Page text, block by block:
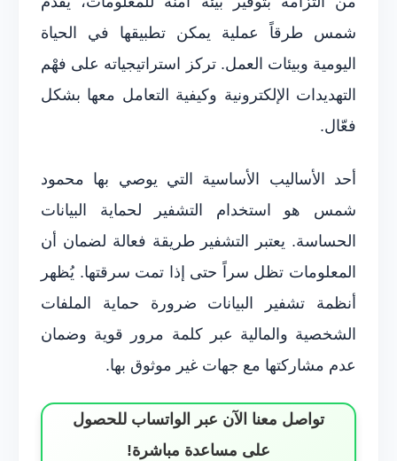
شمس طرقاً عملية يمكن تطبيقها في الحياة
اليومية وبيئات العمل. تركز استراتيجياته على فهْم
التهديدات الإلكترونية وكيفية التعامل معها بشكل
فعّال.
أحد الأساليب الأساسية التي يوصي بها محمود
شمس هو استخدام التشفير لحماية البيانات
الحساسة. يعتبر التشفير طريقة فعالة لضمان أن
المعلومات تظل سراً حتى إذا تمت سرقتها. يُظهر
أنظمة تشفير البيانات ضرورة حماية الملفات
الشخصية والمالية عبر كلمة مرور قوية وضمان
عدم مشاركتها مع جهات غير موثوق بها.
تواصل معنا الآن عبر الواتساب للحصول
على مساعدة مباشرة!